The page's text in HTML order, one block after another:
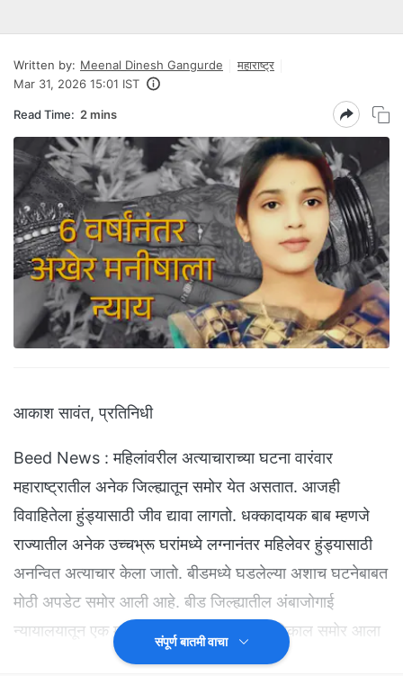
Written by: Meenal Dinesh Gangurde
महाराष्ट्र
Mar 31, 2026 15:01 IST
Read Time: 2 mins
आकाश सावंत, प्रतिनिधी
Beed News : महिलांवरील अत्याचाराच्या घटना वारंवार
महाराष्ट्रातील अनेक जिल्ह्यातून समोर येत असतात. आजही
विवाहितेला हुंड्यासाठी जीव द्यावा लागतो. धक्कादायक बाब म्हणजे
राज्यातील अनेक उच्चभ्रू घरांमध्ये लग्नानंतर महिलेवर हुंड्यासाठी
अनन्वित अत्याचार केला जातो. बीडमध्ये घडलेल्या अशाच घटनेबाबत
मोठी अपडेट समोर आली आहे. बीड जिल्ह्यातील अंबाजोगाई
न्यायालयातून एक महिलेच्या खून प्रकरणी मोठा निकाल समोर आला
आहे. बीडमध्ये या महिलेला अखेर न्याय मिळाल्यामुळे दिलासा व्यक्त
संपूर्ण बातमी वाचा